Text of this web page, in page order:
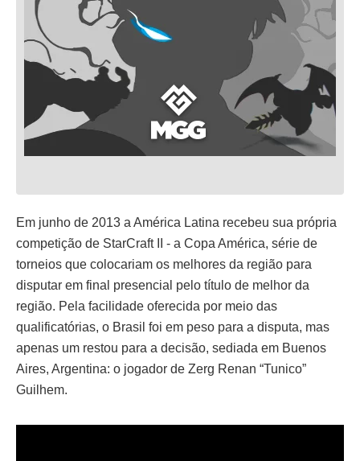
Em junho de 2013 a América Latina recebeu sua própria
competição de StarCraft II - a Copa América, série de
torneios que colocariam os melhores da região para
disputar em final presencial pelo título de melhor da
região. Pela facilidade oferecida por meio das
qualificatórias, o Brasil foi em peso para a disputa, mas
apenas um restou para a decisão, sediada em Buenos
Aires, Argentina: o jogador de Zerg Renan “Tunico”
Guilhem.